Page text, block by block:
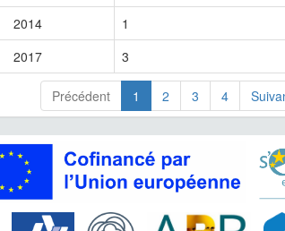
2014
1
2017
3
Précédent 1 2 3 4